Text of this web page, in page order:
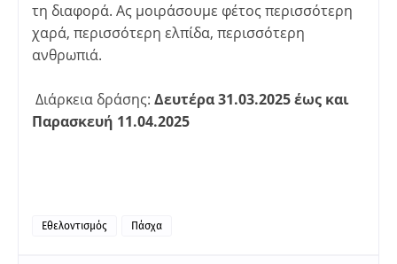
τη διαφορά. Ας μοιράσουμε φέτος περισσότερη
χαρά, περισσότερη ελπίδα, περισσότερη
ανθρωπιά.
Διάρκεια δράσης: Δευτέρα 31.03.2025 έως και
Παρασκευή 11.04.2025
Εθελοντισμός Πάσχα